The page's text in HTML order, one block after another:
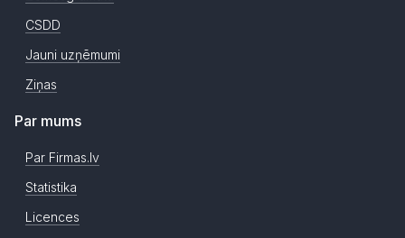
CSDD
Jauni uzņēmumi
Ziņas
Par mums
Par Firmas.lv
Statistika
Licences